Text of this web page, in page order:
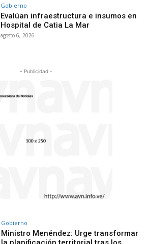
Gobierno
Evalúan infraestructura e insumos en
Hospital de Catia La Mar
agosto 6, 2026
- Publicidad -
Gobierno
Ministro Menéndez: Urge transformar